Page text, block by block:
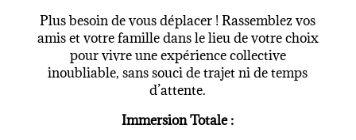
Plus besoin de vous déplacer ! Rassemblez vos
amis et votre famille dans le lieu de votre choix
pour vivre une expérience collective
inoubliable, sans souci de trajet ni de temps
d’attente.
Immersion Totale :